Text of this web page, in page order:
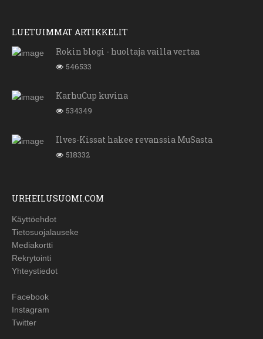
LUETUIMMAT ARTIKKELIT
Rokin blogi - huoltaja vailla vertaa
546533
KarhuCup kuvina
534349
Ilves-Kissat hakee revanssia MuSasta
518332
URHEILUSUOMI.COM
Käyttöehdot
Tietosuojalauseke
Mediakortti
Rekrytointi
Yhteystiedot
Facebook
Instagram
Twitter